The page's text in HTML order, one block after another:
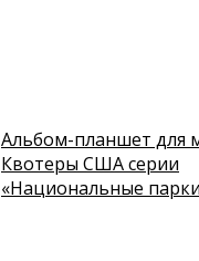
Альбом-планшет для
Квотеры США серии
«Национальные